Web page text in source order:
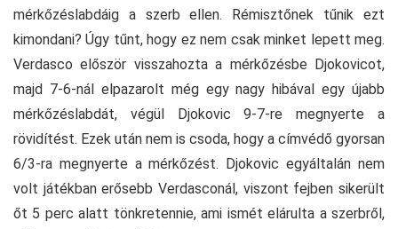
mérkőzéslabdáig a szerb ellen. Rémisztőnek tűnik ezt
kimondani? Úgy tűnt, hogy ez nem csak minket lepett meg.
Verdasco először visszahozta a mérkőzésbe Djokovicot,
majd 7-6-nál elpazarolt még egy nagy hibával egy újabb
mérkőzéslabdát, végül Djokovic 9-7-re megnyerte a
rövidítést. Ezek után nem is csoda, hogy a címvédő gyorsan
6/3-ra megnyerte a mérkőzést. Djokovic egyáltalán nem
volt játékban erősebb Verdasconál, viszont fejben sikerült
őt 5 perc alatt tönkretennie, ami ismét elárulta a szerbről,